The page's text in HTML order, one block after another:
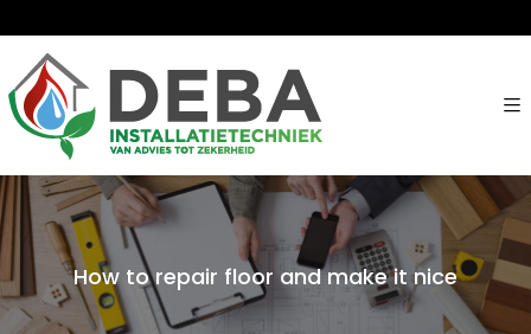
How to repair floor and make it nice